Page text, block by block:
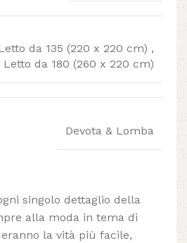
da 135 (220 x 220 cm) ,
Letto da 180 (260 x 220 cm)
Devota & Lomba
singolo dettaglio della
alla moda in tema di
la vità più facile,